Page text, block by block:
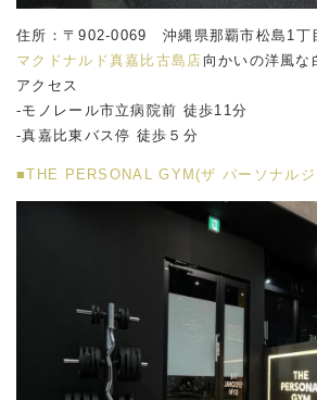
住所：〒902-0069 沖縄県那覇市松島1丁
マクドナルド真嘉比古島店 向かいの洋風な
アクセス
-モノレール市立病院前 徒歩11分
-真嘉比東バス停 徒歩５分
■THE PERSONAL GYM(ザ パーソナルジ